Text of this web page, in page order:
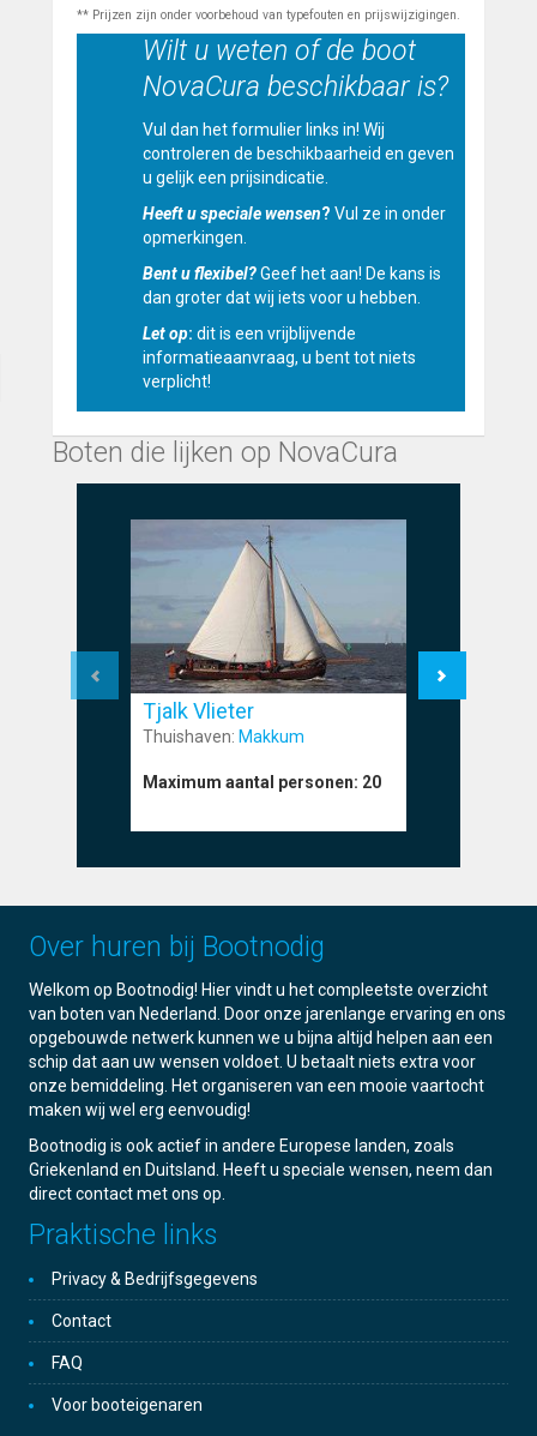
** Prijzen zijn onder voorbehoud van typefouten en prijswijzigingen.
Wilt u weten of de boot
NovaCura beschikbaar is?
Vul dan het formulier links in! Wij
controleren de beschikbaarheid en geven
u gelijk een prijsindicatie.
Heeft u speciale wensen? Vul ze in onder
opmerkingen.
Bent u flexibel?Geef het aan! De kans is
dan groter dat wij iets voor u hebben.
Let op: dit is een vrijblijvende
informatieaanvraag, u bent tot niets
verplicht!
Boten die lijken op NovaCura
Tjalk Vlieter
Thuishaven: Makkum
Maximum aantal personen: 20
Over huren bij Bootnodig
Welkom op Bootnodig! Hier vindt u het compleetste overzicht
van boten van Nederland. Door onze jarenlange ervaring en ons
opgebouwde netwerk kunnen we u bijna altijd helpen aan een
schip dat aan uw wensen voldoet. U betaalt niets extra voor
onze bemiddeling. Het organiseren van een mooie vaartocht
maken wij wel erg eenvoudig!
Bootnodig is ook actief in andere Europese landen, zoals
Griekenland en Duitsland. Heeft u speciale wensen, neem dan
direct contact met ons op.
Praktische links
Privacy & Bedrijfsgegevens
Contact
FAQ
Voor booteigenaren